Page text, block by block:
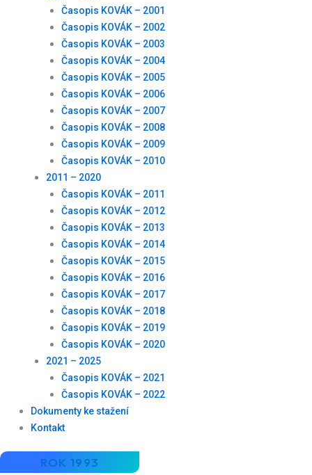
Časopis KOVÁK – 2001
Časopis KOVÁK – 2002
Časopis KOVÁK – 2003
Časopis KOVÁK – 2004
Časopis KOVÁK – 2005
Časopis KOVÁK – 2006
Časopis KOVÁK – 2007
Časopis KOVÁK – 2008
Časopis KOVÁK – 2009
Časopis KOVÁK – 2010
2011 – 2020
Časopis KOVÁK – 2011
Časopis KOVÁK – 2012
Časopis KOVÁK – 2013
Časopis KOVÁK – 2014
Časopis KOVÁK – 2015
Časopis KOVÁK – 2016
Časopis KOVÁK – 2017
Časopis KOVÁK – 2018
Časopis KOVÁK – 2019
Časopis KOVÁK – 2020
2021 – 2025
Časopis KOVÁK – 2021
Časopis KOVÁK – 2022
Dokumenty ke stažení
Kontakt
ROK 1993